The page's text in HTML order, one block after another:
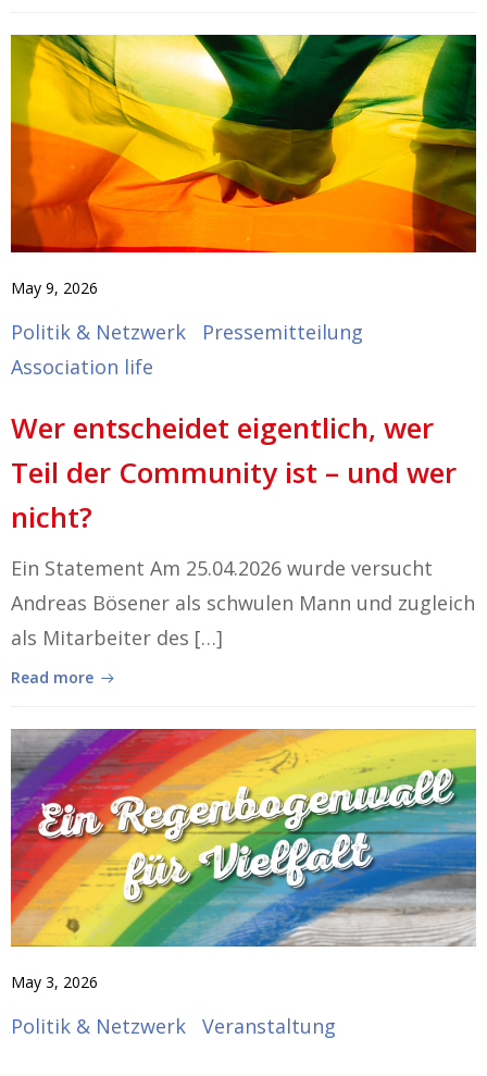
May 9, 2026
Politik & Netzwerk
Pressemitteilung
Association life
Wer entscheidet eigentlich, wer
Teil der Community ist – und wer
nicht?
Ein Statement Am 25.04.2026 wurde versucht
Andreas Bösener als schwulen Mann und zugleich
als Mitarbeiter des […]
Read more
May 3, 2026
Politik & Netzwerk Veranstaltung